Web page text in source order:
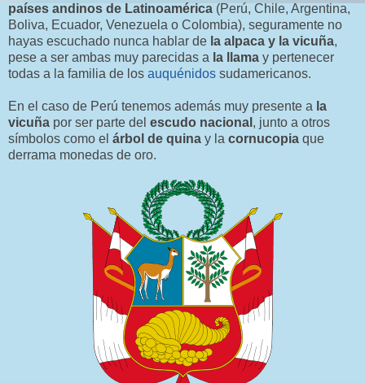
países andinos de Latinoamérica (Perú, Chile, Argentina,
Boliva, Ecuador, Venezuela o Colombia), seguramente no
hayas escuchado nunca hablar de la alpaca y la vicuña,
pese a ser ambas muy parecidas a la llama y pertenecer
todas a la familia de los auquénidos sudamericanos.
En el caso de Perú tenemos además muy presente a la
vicuña por ser parte del escudo nacional , junto a otros
símbolos como el árbol de quina y la cornucopia que
derrama monedas de oro.